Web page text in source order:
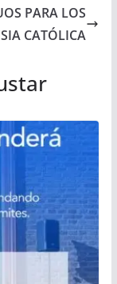
PARA LOS
CATÓLICA